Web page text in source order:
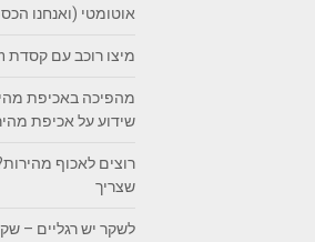
אוטומטי (ואנחנו
מיצו רוכב עם קסדת Caberg GP01 Carbon
מהפיכה באכיפת
שידוע על אכיפת
רוצים לאכוף
שצריך
לשקר יש רגליים –